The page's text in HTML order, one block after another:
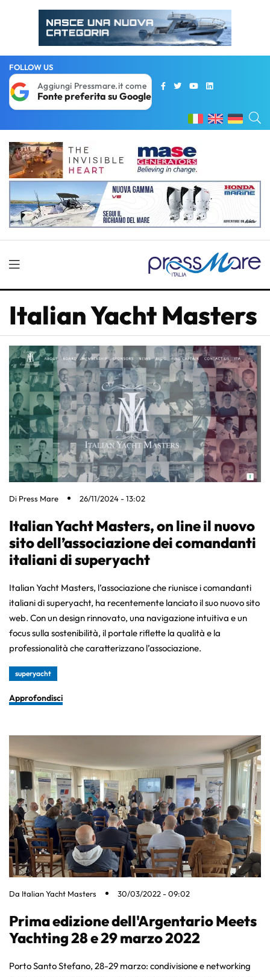
FOLLOW US
Aggiungi Pressmare.it come
Fonte preferita su Google
Italian Yacht Masters
Di Press Mare 26/11/2024 - 13:02
Italian Yacht Masters, on line il nuovo
sito dell’associazione dei comandanti
italiani di superyacht
Italian Yacht Masters, l’associazione che riunisce i comandanti
italiani di superyacht, ha recentemente lanciato il suo nuovo sito
web. Con un design rinnovato, una navigazione intuitiva e un
focus sulla sostenibilità, il portale riflette la qualità e la
professionalità che caratterizzano l’associazione.
superyacht
Approfondisci
Da Italian Yacht Masters 30/03/2022 - 09:02
Prima edizione dell'Argentario Meets
Yachting 28 e 29 marzo 2022
Porto Santo Stefano, 28-29 marzo: condivisione e networking